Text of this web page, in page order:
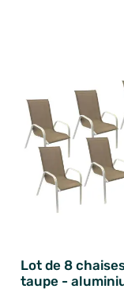
Lot de 8
taupe -